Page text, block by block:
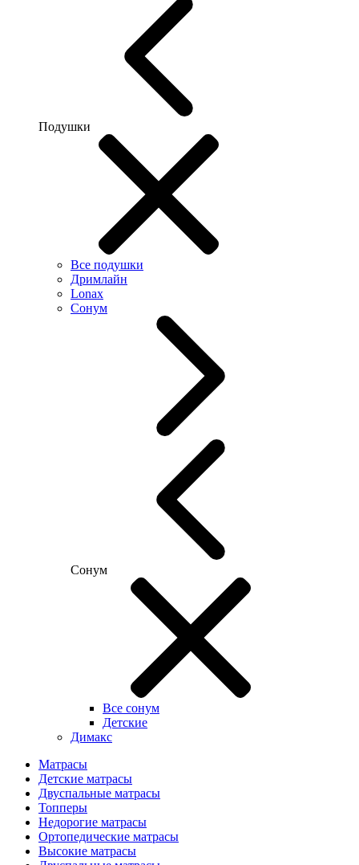
Подушки
Все подушки
Дримлайн
Lonax
Сонум
Сонум
Все сонум
Детские
Димакс
Матрасы
Детские матрасы
Двуспальные матрасы
Топперы
Недорогие матрасы
Ортопедические матрасы
Высокие матрасы